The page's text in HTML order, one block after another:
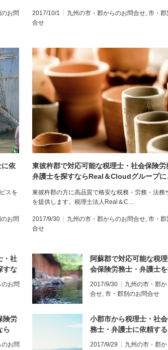
お問
2017/10/1 九州の市・郡からのお問合せ, 市・郡
合せ
に依
スを
お問
東彼杵郡で対応可能な税理士・社会保険労
弁護士を探すならReal＆Cloudグループに
東彼杵郡の方に高品質で格安な税務・労務・法務
を提供します。税理士法人Real＆C…
2017/9/30 九州の市・郡からのお問合せ, 市・郡
合せ
・社
すな
ご相
お問
阿蘇郡で対応可能な税
会保険労務士・弁護士
らReal＆Cloudグルー
談ください。
2017/9/30
九州の市・郡
合せ, 市・郡別のお問合せ
険労
ら
お問
小郡市から税理士・社
務士・弁護士に依頼す
Real＆Cloudグループ
2017/9/29
九州の市・郡